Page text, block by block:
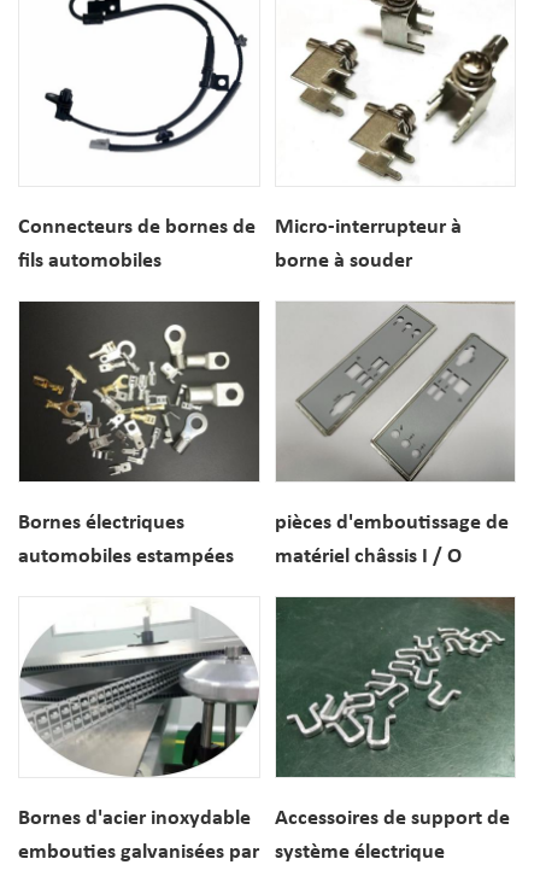
Connecteurs de bornes de
fils automobiles
Micro-interrupteur à
borne à souder
Bornes électriques
automobiles estampées
des connexions de
véhicules fiables
pièces d'emboutissage de
matériel châssis I / O
inoxydable
Bornes d'acier inoxydable
embouties galvanisées par
Accessoires de support de
système électrique